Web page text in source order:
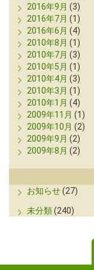
2016年9月 (3)
2016年7月 (1)
2016年6月 (4)
2010年8月 (1)
2010年7月 (3)
2010年5月 (1)
2010年4月 (3)
2010年3月 (1)
2010年1月 (4)
2009年11月 (1)
2009年10月 (2)
2009年9月 (2)
2009年8月 (2)
お知らせ(27)
未分類(240)